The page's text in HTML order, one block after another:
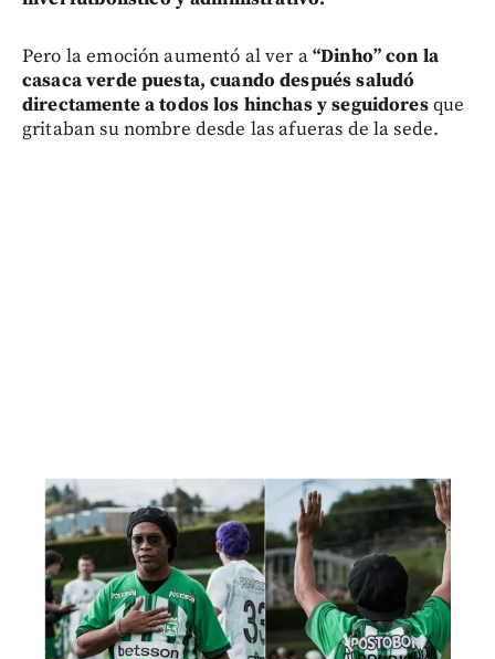
Pero la emoción aumentó al ver a“Dinho” con la
casaca verde puesta, cuando después saludó
directamente a todos los hinchas y seguidoresque
gritaban su nombre desde las afueras de la sede.